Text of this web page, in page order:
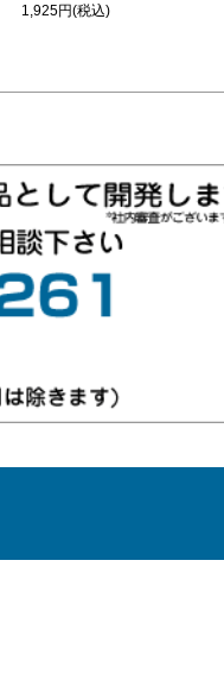
1,925円(税込)